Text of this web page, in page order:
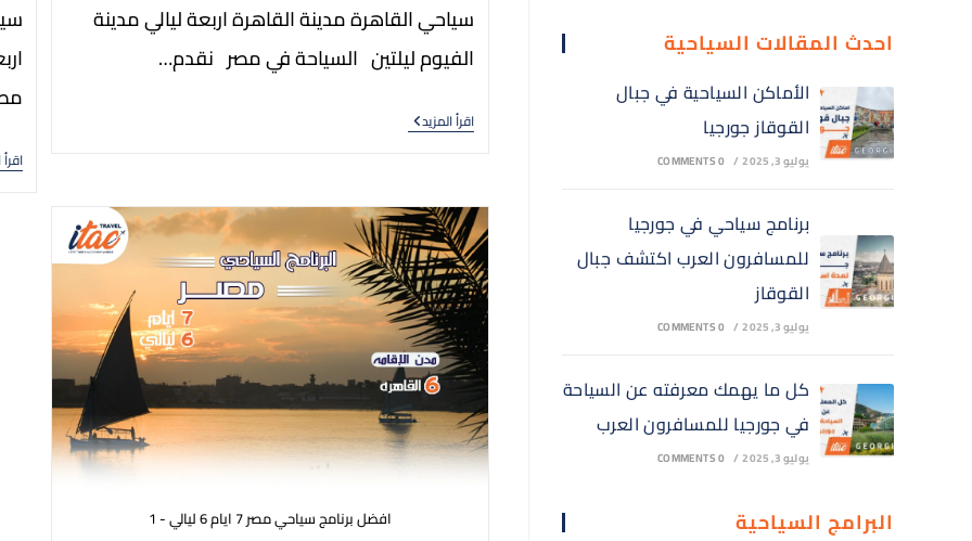
سياحي القاهرة مدينة القاهرة اربعة ليالي مدينة
الفيوم ليلتين السياحة في مصر نقدم…
اقرأ المزيد
افضل برنامج سياحي مصر 7 ايام 6 ليالي - 1
احدث المقالات السياحية
الأماكن السياحية في جبال
القوقاز جورجيا
يوليو 3, 2025 /
0 COMMENTS
برنامج سياحي في جورجيا
للمسافرون العرب اكتشف جبال
القوقاز
يوليو 3, 2025 /
0 COMMENTS
كل ما يهمك معرفته عن السياحة
في جورجيا للمسافرون العرب
يوليو 3, 2025 /
0 COMMENTS
البرامج السياحية